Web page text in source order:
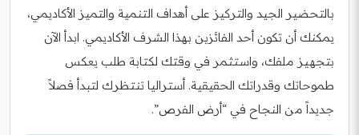
بالتحضير الجيد والتركيز على أهداف التنمية والتميز الأكاديمي،
يمكنك أن تكون أحد الفائزين بهذا الشرف الأكاديمي. ابدأ الآن
بتجهيز ملفك، واستثمر في وقتك لكتابة طلب يعكس
طموحاتك وقدراتك الحقيقية. أستراليا تنتظرك لتبدأ فصلاً
جديداً من النجاح في “أرض الفرص”.